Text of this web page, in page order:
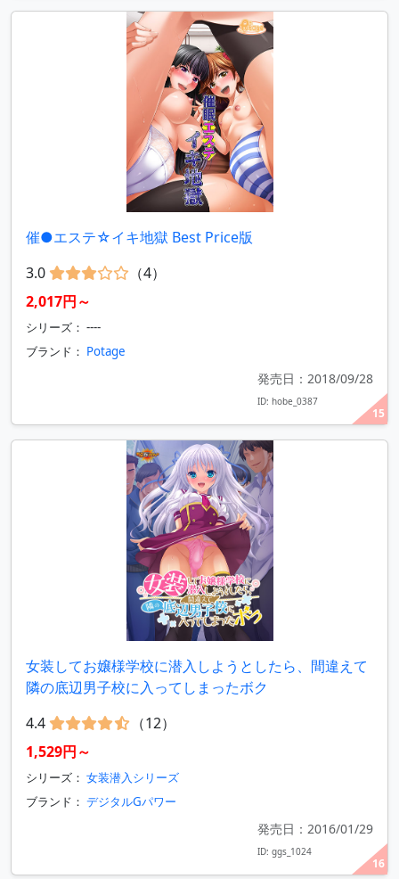
15
催●エステ☆イキ地獄 Best Price版
3.0
（4）
2,017円～
シリーズ： ----
ブランド： Potage
発売日：2018/09/28
ID: hobe_0387
16
女装してお嬢様学校に潜入しようとしたら、間違えて
隣の底辺男子校に入ってしまったボク
4.4
（12）
1,529円～
シリーズ： 女装潜入シリーズ
ブランド： デジタルGパワー
発売日：2016/01/29
ID: ggs_1024